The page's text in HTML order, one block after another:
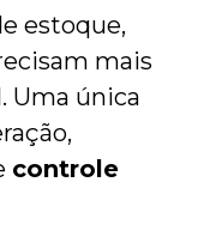
estoque,
mais
Uma única
controle